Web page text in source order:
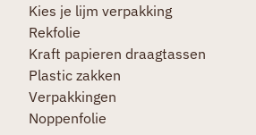
Kies je lijm verpakking
Rekfolie
Kraft papieren draagtassen
Plastic zakken
Verpakkingen
Noppenfolie